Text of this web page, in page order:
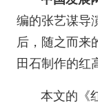
编的张艺谋导
后，随之而来
田石制作的红
本文的《